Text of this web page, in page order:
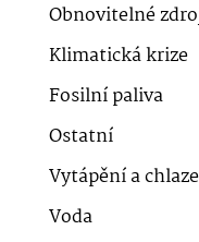
Obnovitelné
Klimatická krize
Fosilní paliva
Ostatní
Vytápění a
Voda